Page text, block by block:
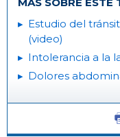
Estudio del
(video)
Intolerancia a la
Dolores